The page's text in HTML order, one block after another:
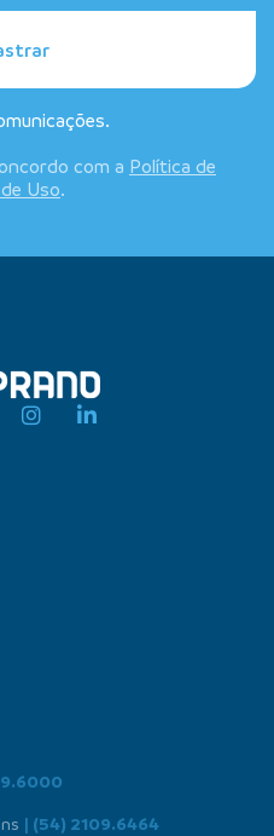
com a Política de
Uso.
| (54) 2109.6464